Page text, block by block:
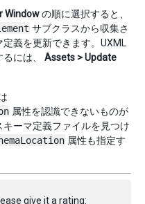
Windowの順に選択すると、
サブクラスから収集さ
義を更新できます。UXML
には、 Assets > Update
属性を認識できないものが
ーマ定義ファイルを見つけ
属性も指定す
give it a rating: